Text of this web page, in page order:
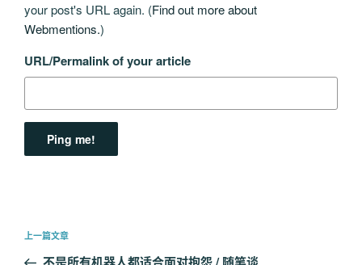
your post's URL again. (Find out more about
Webmentions.)
URL/Permalink of your article
文
章
上
一
上一篇文章